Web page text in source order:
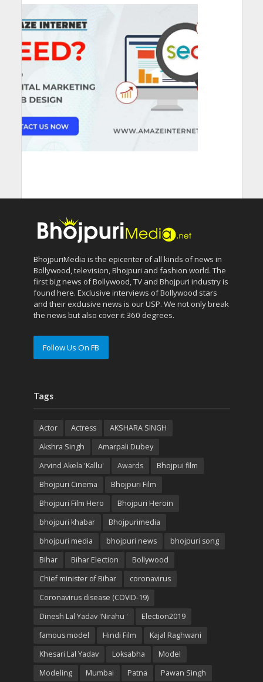
BhojpuriMedia is the epicenter of all kinds of news in
Bollywood, television, Bhojpuri and fashion world. The
first big news of Bollywood, TV and Bhojpuri industry is
found here. Exclusive interviews of Bollywood stars
and their exclusive news is our USP. We not only break
the news but also cover it 360 degrees.
Follow Us On FB
Tags
Actor Actress
AKSHARA SINGH
Akshra Singh
Amarpali Dubey
Arvind Akela 'Kallu'
Awards
Bhojpui film
Bhojpuri Cinema
Bhojpuri Film
Bhojpuri Film Hero
Bhojpuri Heroin
bhojpuri khabar
Bhojpurimedia
bhojpuri media
bhojpuri news
bhojpuri song
Bihar
Bihar Election
Bollywood
Chief minister of Bihar
coronavirus
Coronavirus disease (COVID-19)
Dinesh Lal Yadav 'Nirahu '
Election2019
famous model
Hindi Film
Kajal Raghwani
Khesari Lal Yadav
Loksabha
Model
Modeling
Mumbai Patna Pawan Singh